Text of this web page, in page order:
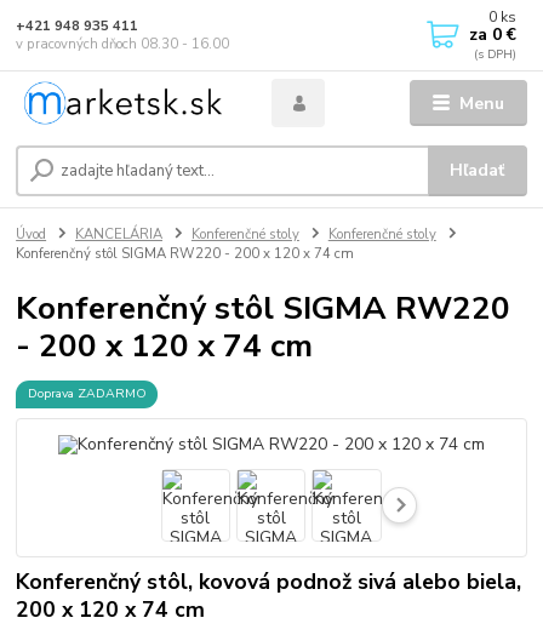
Menu
Hľadať
+421 948 935 411
v pracovných dňoch 08.30 - 16.00
0 ks
za 0 €
Úvod KANCELÁRIA Konferenčné stoly
Konferenčné stoly
Konferenčný stôl SIGMA RW220 - 200 x 120 x 74 cm
Konferenčný stôl SIGMA RW220
- 200 x 120 x 74 cm
Doprava ZADARMO
Konferenčný stôl, kovová podnož sivá alebo biela,
200 x 120 x 74 cm